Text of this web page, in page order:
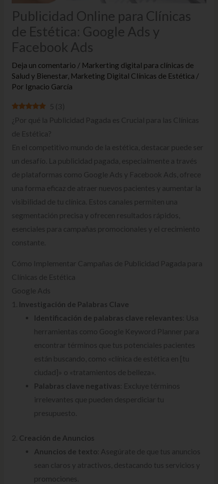
Publicidad Online para Clínicas
de Estética: Google Ads y
Facebook Ads
Deja un comentario / Markerting digital para clínicas de
Salud y Bienestar, Marketing Digital Clínicas de Estética /
Por Ignacio García
5 (3)
¿Por qué la Publicidad Pagada es Crucial para las Clínicas
de Estética?
En el competitivo mundo de la estética, destacar puede ser
un desafío. La publicidad pagada, especialmente a través
de plataformas como Google Ads y Facebook Ads, ofrece
una forma eficaz de atraer nuevos pacientes y aumentar la
visibilidad de tu clínica. Estos canales permiten una
segmentación precisa y ofrecen resultados rápidos,
esenciales para campañas promocionales y el crecimiento
constante.
Cómo Implementar Campañas de Publicidad Pagada para
Clínicas de Estética
Google Ads
1. Investigación de Palabras Clave
Identificación de palabras clave relevantes : Usa
herramientas como Google Keyword Planner para
encontrar términos que tus potenciales pacientes
están buscando, como «clínica de estética en [tu
ciudad]» o «tratamientos de belleza».
Palabras clave negativas : Excluye términos
irrelevantes que pueden desperdiciar tu
presupuesto.
2. Creación de Anuncios
Anuncios de texto : Asegúrate de que tus anuncios
sean claros y atractivos, destacando tus servicios y
promociones.